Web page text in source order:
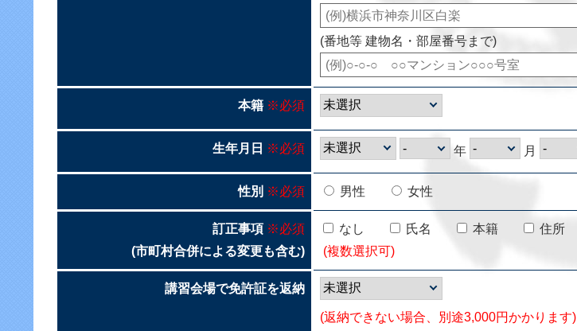
(番地等 建物名・部屋番号まで)
本籍 ※必須
生年月日 ※必須 年 月
性別 ※必須 男性 女性
訂正事項 ※必須
(市町村合併による変更も含む)
なし 氏名 本籍 住所
(複数選択可)
講習会場で免許証を返納
(返納できない場合、別途3,000円かかります)